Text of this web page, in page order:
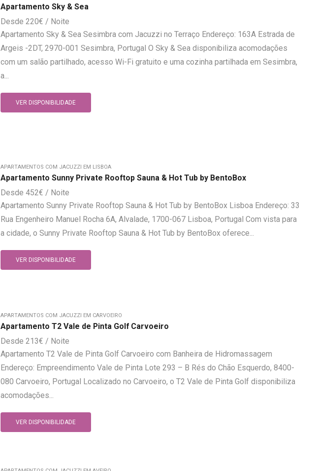
Apartamento Sky & Sea
220€
Apartamento Sky & Sea Sesimbra com Jacuzzi no Terraço Endereço: 163A Estrada de
Argeis -2DT, 2970-001 Sesimbra, Portugal O Sky & Sea disponibiliza acomodações
com um salão partilhado, acesso Wi-Fi gratuito e uma cozinha partilhada em Sesimbra,
a...
VER DISPONIBILIDADE
APARTAMENTOS COM JACUZZI EM LISBOA
Apartamento Sunny Private Rooftop Sauna & Hot Tub by BentoBox
452€
Apartamento Sunny Private Rooftop Sauna & Hot Tub by BentoBox Lisboa Endereço: 33
Rua Engenheiro Manuel Rocha 6A, Alvalade, 1700-067 Lisboa, Portugal Com vista para
a cidade, o Sunny Private Rooftop Sauna & Hot Tub by BentoBox oferece...
VER DISPONIBILIDADE
APARTAMENTOS COM JACUZZI EM CARVOEIRO
Apartamento T2 Vale de Pinta Golf Carvoeiro
213€
Apartamento T2 Vale de Pinta Golf Carvoeiro com Banheira de Hidromassagem
Endereço: Empreendimento Vale de Pinta Lote 293 – B Rés do Chão Esquerdo, 8400-
080 Carvoeiro, Portugal Localizado no Carvoeiro, o T2 Vale de Pinta Golf disponibiliza
acomodações...
VER DISPONIBILIDADE